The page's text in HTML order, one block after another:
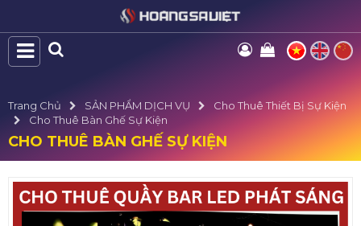
Trang Chủ SẢN PHẨM DỊCH VỤ
Cho Thuê Thiết Bị Sự Kiện
Cho Thuê Bàn Ghế Sự Kiện
CHO THUÊ BÀN GHẾ SỰ KIỆN